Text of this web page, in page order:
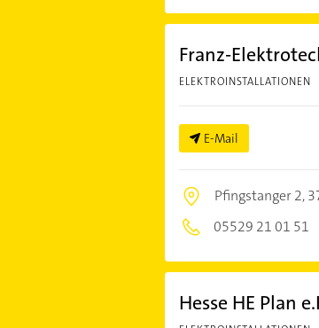
Franz-
ELEKTROINSTALLATIONEN
E-Mail
Pfingstanger 2,
05529 21 01 51
Hesse HE Plan